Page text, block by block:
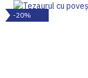
-20%